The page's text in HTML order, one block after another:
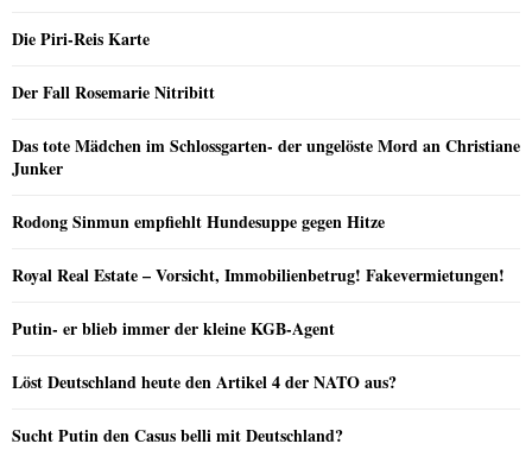
Die Piri-Reis Karte
Der Fall Rosemarie Nitribitt
Das tote Mädchen im Schlossgarten- der ungelöste Mord an Christiane
Junker
Rodong Sinmun empfiehlt Hundesuppe gegen Hitze
Royal Real Estate – Vorsicht, Immobilienbetrug! Fakevermietungen!
Putin- er blieb immer der kleine KGB-Agent
Löst Deutschland heute den Artikel 4 der NATO aus?
Sucht Putin den Casus belli mit Deutschland?